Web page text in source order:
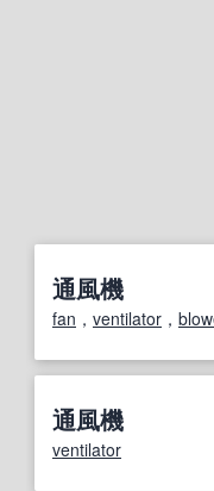
通風機
fan ， ventilator ，
通風機
ventilator